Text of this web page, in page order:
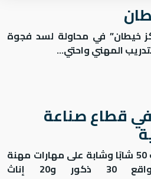
قطاع صناعة
وشابة
على مهارات مهنة
30 ذكور و20 إناث
في محاولة لسد فجوة
المهني واحتي...